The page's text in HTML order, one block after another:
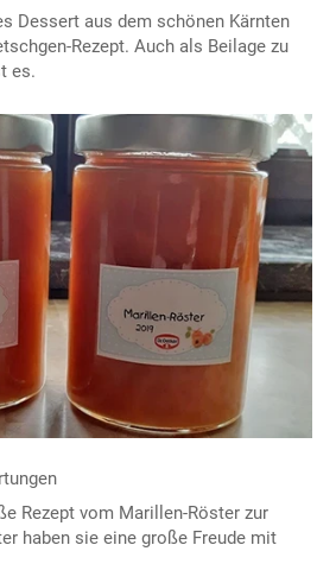
Dessert aus dem schönen Kärnten
Rezept. Auch als Beilage zu
es.
Rezept vom Marillen-Röster zur
haben sie eine große Freude mit